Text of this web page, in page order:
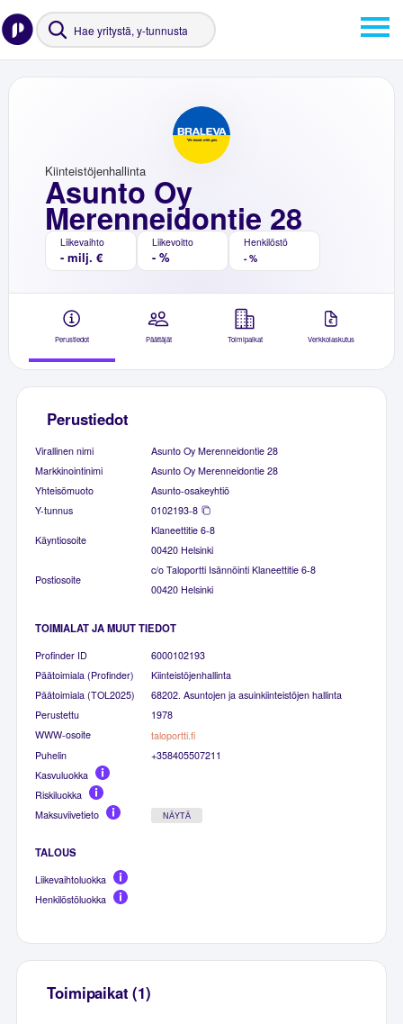
Asunto Oy
Merenneidontie 28
Kiinteistöjenhallinta
Liikevaihto
- milj. €
Liikevoitto
- %
Henkilöstö
- %
Perustiedot Päättäjät Toimipaikat Verkkolaskutus
Perustiedot
Virallinen nimi
Asunto Oy Merenneidontie 28
Markkinointinimi
Asunto Oy Merenneidontie 28
Yhteisömuoto
Asunto-osakeyhtiö
Y-tunnus
0102193-8
Käyntiosoite
Klaneettitie 6-8
00420 Helsinki
Postiosoite
c/o Taloportti Isännöinti Klaneettitie 6-8
00420 Helsinki
TOIMIALAT JA MUUT TIEDOT
Profinder ID
6000102193
Päätoimiala (Profinder)
Kiinteistöjenhallinta
Päätoimiala (TOL2025)
68202. Asuntojen ja asuinkiinteistöjen hallinta
Perustettu
1978
WWW-osoite
taloportti.fi
Puhelin
+358405507211
Kasvuluokka
Riskiluokka
Maksuviivetieto
NÄYTÄ
TALOUS
Liikevaihtoluokka
Henkilöstöluokka
Toimipaikat (1)